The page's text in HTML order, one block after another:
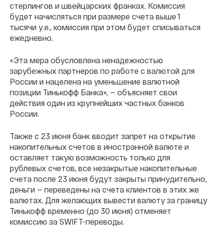
стерлингов и швейцарских франках. Комиссия
будет начисляться при размере счета выше 1
тысячи у.е., комиссия при этом будет списываться
ежедневно.
«Эта мера обусловлена ненадежностью
зарубежных партнеров по работе с валютой для
России и нацелена на уменьшение валютной
позиции Тинькофф Банка», — объясняет свои
действия один из крупнейших частных банков
России.
Также с 23 июня банк вводит запрет на открытие
накопительных счетов в иностранной валюте и
оставляет такую возможность только для
рублевых счетов, все незакрытые накопительные
счета после 23 июня будут закрыты принудительно,
деньги — переведены на счета клиентов в этих же
валютах. Для желающих вывести валюту за границу
Тинькофф временно (до 30 июня) отменяет
комиссию за SWIFT-переводы.